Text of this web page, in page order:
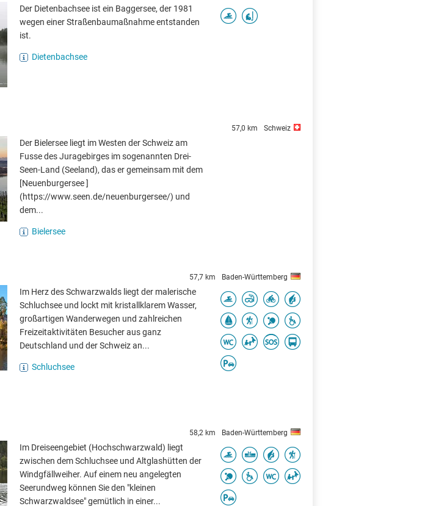
Der Dietenbachsee ist ein Baggersee, der 1981
wegen einer Straßenbaumaßnahme entstanden
ist.
Dietenbachsee
57,0 km Schweiz
Der Bielersee liegt im Westen der Schweiz am
Fusse des Juragebirges im sogenannten Drei-
Seen-Land (Seeland), das er gemeinsam mit dem
[Neuenburgersee ]
(https://www.seen.de/neuenburgersee/) und
dem...
Bielersee
57,7 km Baden-Württemberg
Im Herz des Schwarzwalds liegt der malerische
Schluchsee und lockt mit kristallklarem Wasser,
großartigen Wanderwegen und zahlreichen
Freizeitaktivitäten Besucher aus ganz
Deutschland und der Schweiz an...
Schluchsee
58,2 km Baden-Württemberg
Im Dreiseengebiet (Hochschwarzwald) liegt
zwischen dem Schluchsee und Altglashütten der
Windgfällweiher. Auf einem neu angelegten
Seerundweg können Sie den "kleinen
Schwarzwaldsee" gemütlich in einer...